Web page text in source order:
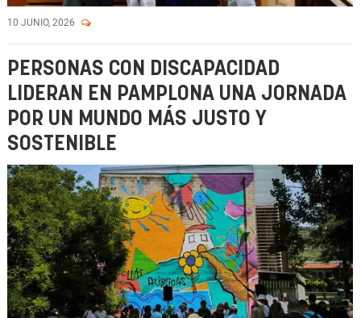
10 JUNIO, 2026
PERSONAS CON DISCAPACIDAD
LIDERAN EN PAMPLONA UNA JORNADA
POR UN MUNDO MÁS JUSTO Y
SOSTENIBLE